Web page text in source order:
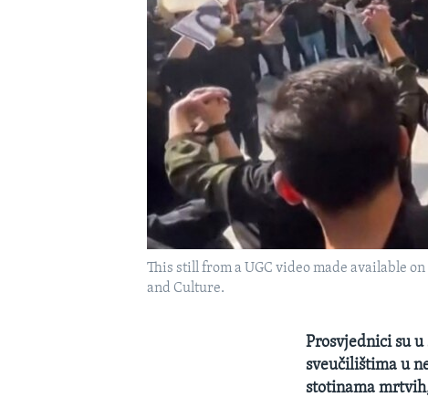
This still from a UGC video made available
and Culture.
Prosvjednici su
sveučilištima u
stotinama